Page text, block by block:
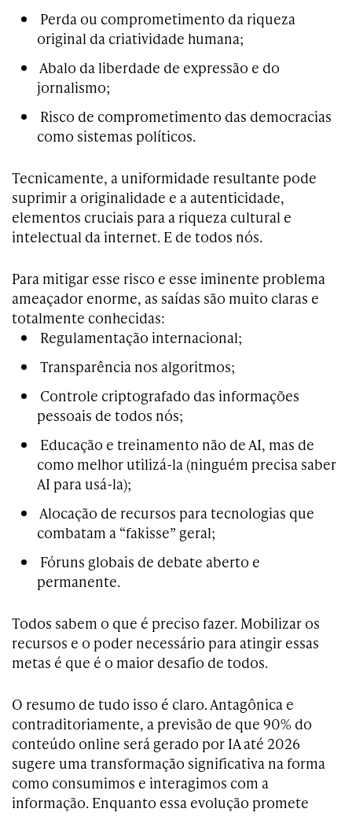
Perda ou comprometimento da riqueza
original da criatividade humana;
Abalo da liberdade de expressão e do
jornalismo;
Risco de comprometimento das democracias
como sistemas políticos.
Tecnicamente, a uniformidade resultante pode
suprimir a originalidade e a autenticidade,
elementos cruciais para a riqueza cultural e
intelectual da internet. E de todos nós.
Para mitigar esse risco e esse iminente problema
ameaçador enorme, as saídas são muito claras e
totalmente conhecidas:
Regulamentação internacional;
Transparência nos algoritmos;
Controle criptografado das informações
pessoais de todos nós;
Educação e treinamento não de AI, mas de
como melhor utilizá-la (ninguém precisa saber
AI para usá-la);
Alocação de recursos para tecnologias que
combatam a “fakisse” geral;
Fóruns globais de debate aberto e
permanente.
Todos sabem o que é preciso fazer. Mobilizar os
recursos e o poder necessário para atingir essas
metas é que é o maior desafio de todos.
O resumo de tudo isso é claro. Antagônica e
contraditoriamente, a previsão de que 90% do
conteúdo online será gerado por IA até 2026
sugere uma transformação significativa na forma
como consumimos e interagimos com a
informação. Enquanto essa evolução promete